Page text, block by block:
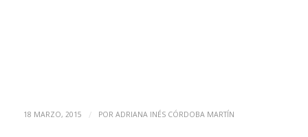
18 MARZO, 2015 / POR ADRIANA INÉS CÓRDOBA MARTÍN